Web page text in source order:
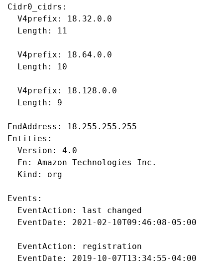
Cidr0_cidrs:
EndAddress: 18.255.255.255
Entities:
Events: